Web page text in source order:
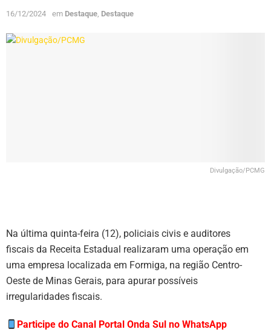
16/12/2024 em Destaque, Destaque
Divulgação/PCMG
Na última quinta-feira (12), policiais civis e auditores
fiscais da Receita Estadual realizaram uma operação em
uma empresa localizada em Formiga, na região Centro-
Oeste de Minas Gerais, para apurar possíveis
irregularidades fiscais.
Participe do Canal Portal Onda Sul no WhatsApp